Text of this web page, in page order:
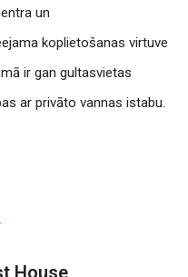
un
koplietošanas virtuve
ir gan gultasvietas
ar privāto vannas istabu.
House